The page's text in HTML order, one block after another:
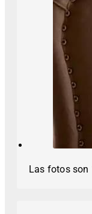
Las fotos son